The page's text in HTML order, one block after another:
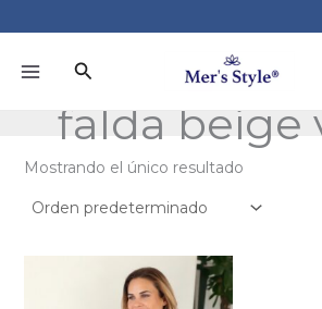
al
contenidoBuscar
falda beige
Mostrando el único resultado